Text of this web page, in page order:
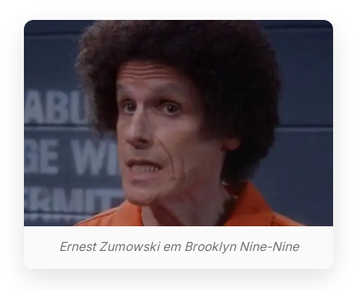
Ernest Zumowski em Brooklyn Nine-Nine